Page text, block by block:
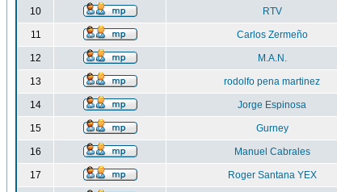
10 RTV
11 Carlos Zermeño
12 M.A.N.
13 rodolfo pena martinez
14 Jorge Espinosa
15 Gurney
16 Manuel Cabrales
17 Roger Santana YEX